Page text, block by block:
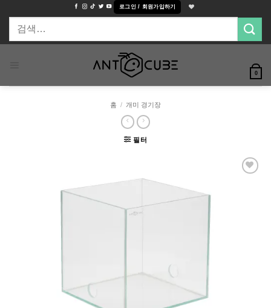
content
로그인 / 회원가입하기
색:
0
홈 / 개미 경기장
필터